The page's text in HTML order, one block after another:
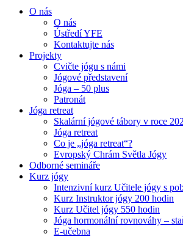
O nás
O nás
Ústředí YFE
Kontaktujte nás
Projekty
Cvičte jógu s námi
Jógové představení
Jóga – 50 plus
Patronát
Jóga retreat
Skalární jógové tábory v roce
Jóga retreat
Co je „jóga retreat“?
Evropský Chrám Světla Jógy
Odborné semináře
Kurz jógy
Intenzivní kurz Učitele jógy s
Kurz Instruktor jógy 200 hodin
Kurz Učitel jógy 550 hodin
Jóga hormonální rovnováhy –
E-učebna